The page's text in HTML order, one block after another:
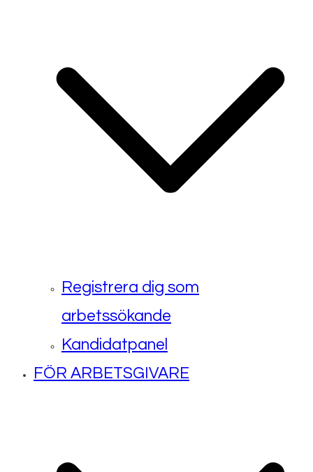
Registrera dig som
arbetssökande
Kandidatpanel
FÖR ARBETSGIVARE